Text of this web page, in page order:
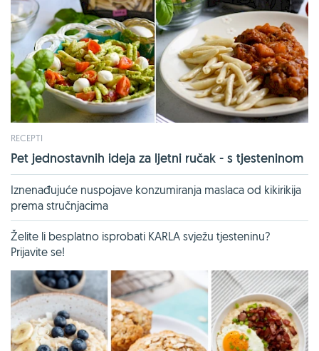
RECEPTI
Pet jednostavnih ideja za ljetni ručak - s tjesteninom
Iznenađujuće nuspojave konzumiranja maslaca od kikirikija
prema stručnjacima
Želite li besplatno isprobati KARLA svježu tjesteninu?
Prijavite se!